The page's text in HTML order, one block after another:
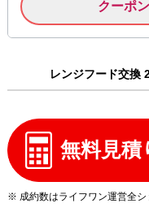
クーポ
レンジフード交換
無料見積
※ 成約数はライフワン運営全シ